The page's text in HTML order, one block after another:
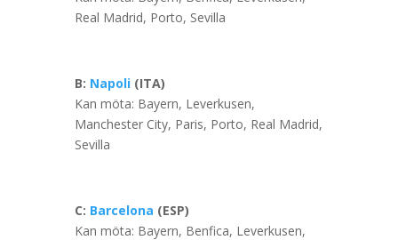
Real Madrid, Porto, Sevilla
B: Napoli (ITA)
Kan möta: Bayern, Leverkusen,
Manchester City, Paris, Porto, Real Madrid,
Sevilla
C: Barcelona (ESP)
Kan möta: Bayern, Benfica, Leverkusen,